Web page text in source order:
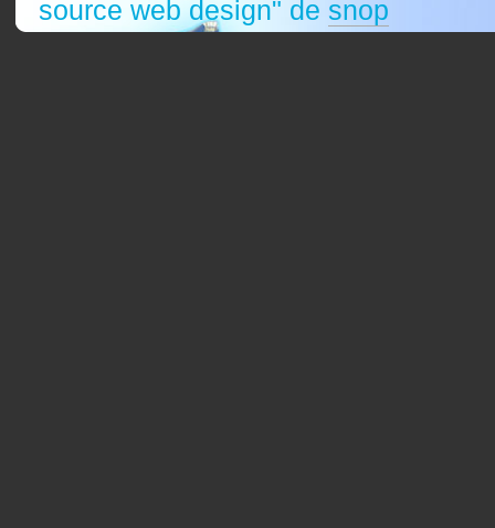
source web design" de snop